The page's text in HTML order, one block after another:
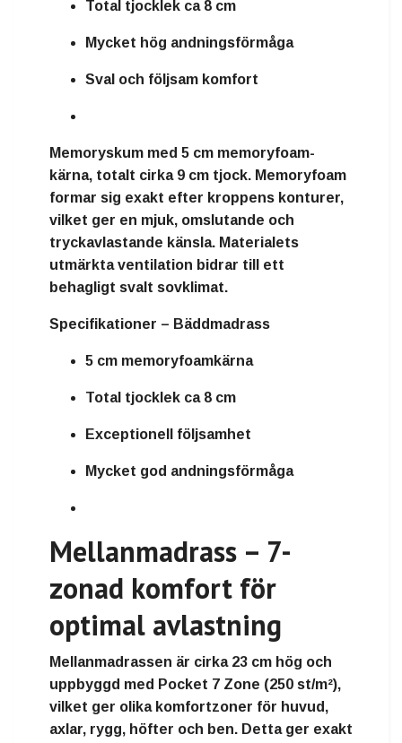
Total tjocklek ca 8 cm
Mycket hög andningsförmåga
Sval och följsam komfort
Memoryskum med 5 cm memoryfoam-
kärna, totalt cirka 9 cm tjock. Memoryfoam
formar sig exakt efter kroppens konturer,
vilket ger en mjuk, omslutande och
tryckavlastande känsla. Materialets
utmärkta ventilation bidrar till ett
behagligt svalt sovklimat.
Specifikationer – Bäddmadrass
5 cm memoryfoamkärna
Total tjocklek ca 8 cm
Exceptionell följsamhet
Mycket god andningsförmåga
Mellanmadrass – 7-
zonad komfort för
optimal avlastning
Mellanmadrassen är cirka 23 cm hög och
uppbyggd med Pocket 7 Zone (250 st/m²),
vilket ger olika komfortzoner för huvud,
axlar, rygg, höfter och ben. Detta ger exakt